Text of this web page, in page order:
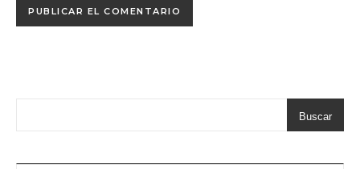
Buscar